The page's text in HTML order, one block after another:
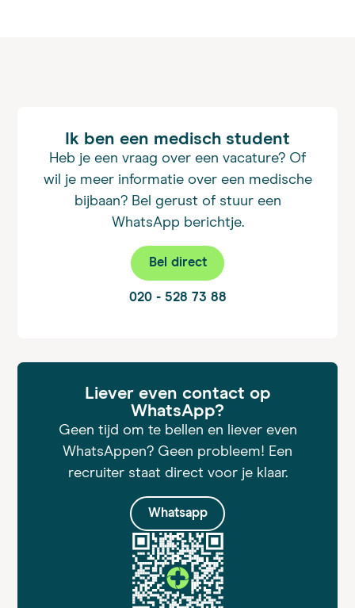
Ik ben een medisch student
Heb je een vraag over een vacature? Of
wil je meer informatie over een medische
bijbaan? Bel gerust of stuur een
WhatsApp berichtje.
Bel direct
020 - 528 73 88
Liever even contact op
WhatsApp?
Geen tijd om te bellen en liever even
WhatsAppen? Geen probleem! Een
recruiter staat direct voor je klaar.
Whatsapp